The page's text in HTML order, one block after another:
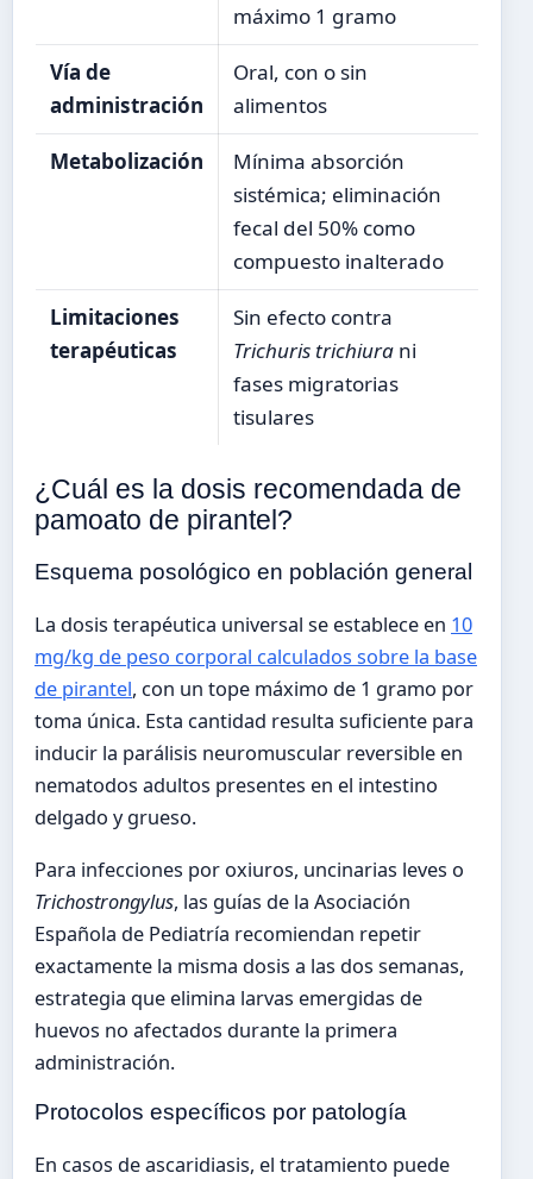
máximo 1 gramo
Vía de
administración
Oral, con o sin
alimentos
Metabolización
Mínima absorción
sistémica; eliminación
fecal del 50% como
compuesto inalterado
Limitaciones
terapéuticas
Sin efecto contra
Trichuris trichiurani
fases migratorias
tisulares
¿Cuál es la dosis recomendada de
pamoato de pirantel?
Esquema posológico en población general
La dosis terapéutica universal se establece en 10
mg/kg de peso corporal calculados sobre la base
de pirantel, con un tope máximo de 1 gramo por
toma única. Esta cantidad resulta suficiente para
inducir la parálisis neuromuscular reversible en
nematodos adultos presentes en el intestino
delgado y grueso.
Para infecciones por oxiuros, uncinarias leves o
Trichostrongylus, las guías de la Asociación
Española de Pediatría recomiendan repetir
exactamente la misma dosis a las dos semanas,
estrategia que elimina larvas emergidas de
huevos no afectados durante la primera
administración.
Protocolos específicos por patología
En casos de ascaridiasis, el tratamiento puede